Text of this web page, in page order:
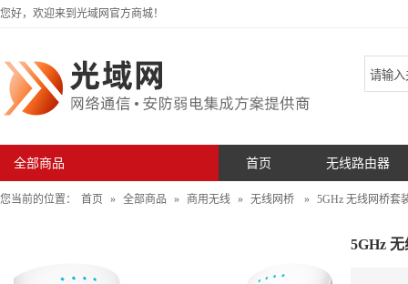
您好，欢迎来到光域网官方商城！
首页 无线路由器
全部商品
您当前的位置： 首页 » 全部商品 » 商用无线 » 无线网桥 » 5GHz 无线网桥套
5GHz